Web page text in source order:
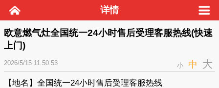
详情
欧意燃气灶全国统一24小时售后受理客服热线(快速
上门)
2026/5/15 11:50:53 小 中 大
【地名】全国统一24小时售后受理客服热线